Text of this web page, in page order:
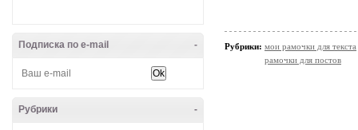
-
Подписка по e-mail
-
Рубрики
Рубрики: мои рамочки для текста
рамочки для постов